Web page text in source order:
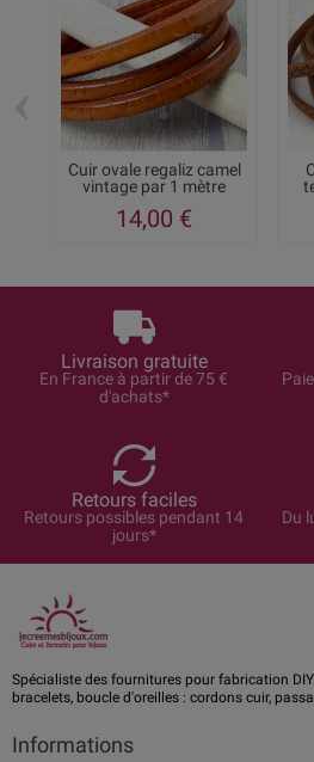
Cuir ovale regaliz camel
vintage par 1 mètre
14,00 €
Livraison gratuite
En France à partir de 75 €
d'achats*
Retours faciles
Retours possibles pendant 14
jours*
Du
Spécialiste des fournitures pour fabrication
bracelets, boucle d'oreilles : cordons cuir,
Informations